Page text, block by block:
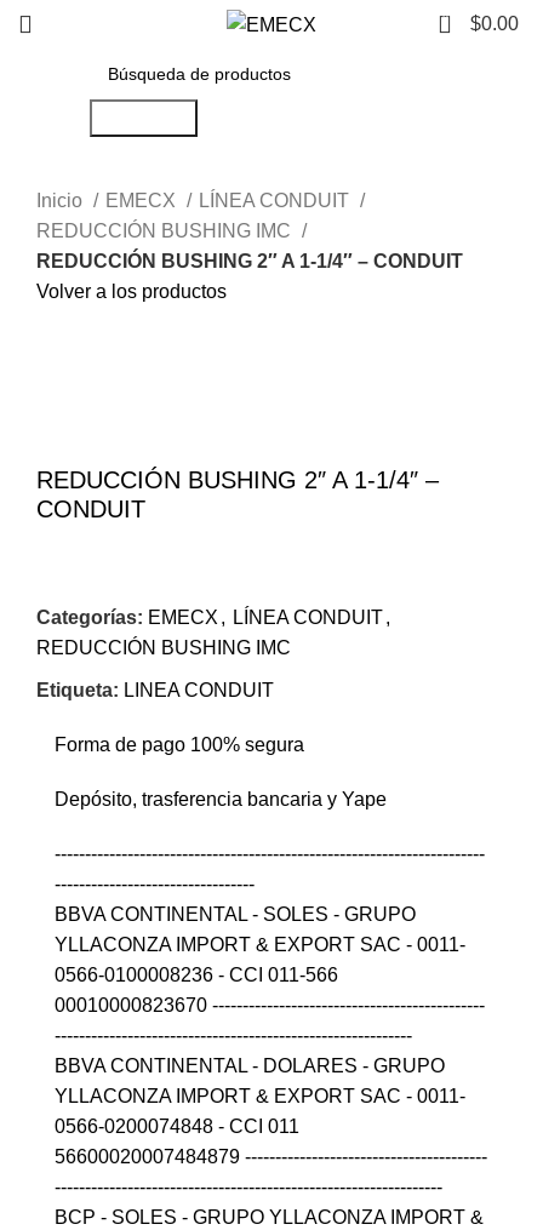
0 $0.00
Inicio EMECX
LÍNEA CONDUIT
REDUCCIÓN BUSHING IMC
REDUCCIÓN BUSHING 2″ A 1-1/4″ – CONDUIT
Volver a los productos
REDUCCIÓN BUSHING 2″ A 1-1/4″ –
CONDUIT
Categorías: EMECX , LÍNEA CONDUIT,
REDUCCIÓN BUSHING IMC
Etiqueta: LINEA CONDUIT
Forma de pago 100% segura
Depósito, trasferencia bancaria y Yape
-----------------------------------------------------------------------
---------------------------------
BBVA CONTINENTAL - SOLES - GRUPO
YLLACONZA IMPORT & EXPORT SAC - 0011-
0566-0100008236 - CCI 011-566
00010000823670 ---------------------------------------------
-----------------------------------------------------------
BBVA CONTINENTAL - DOLARES - GRUPO
YLLACONZA IMPORT & EXPORT SAC - 0011-
0566-0200074848 - CCI 011
56600020007484879 ----------------------------------------
----------------------------------------------------------------
BCP - SOLES - GRUPO YLLACONZA IMPORT &